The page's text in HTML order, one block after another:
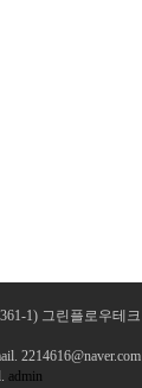
1) 그린플로우테크
2214616@naver.com
admin